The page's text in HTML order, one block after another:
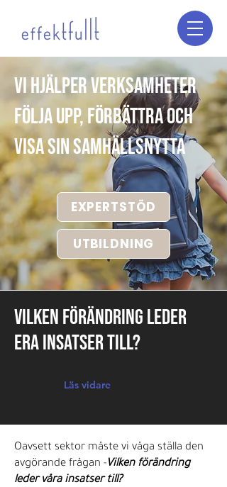
Vi hjälper verksamheter
FÖLJA UPP, förbättra och
VISA sin SAMHÄLLSNYTTA
EXPERTSTÖD
UTBILDNING
Vilken förändring leder
era insatser till?
Läs vidare
Oavsett sektor måste vi våga ställa den
avgörande frågan -Vilken förändring
leder våra insatser till?